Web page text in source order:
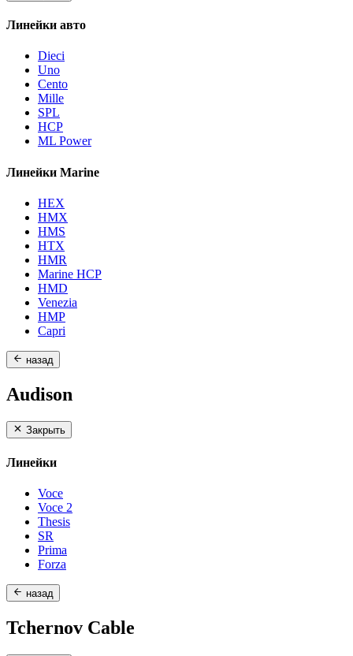
Линейки авто
Dieci
Uno
Cento
Mille
SPL
HCP
ML Power
Линейки Marine
HEX
HMX
HMS
HTX
HMR
Marine HCP
HMD
Venezia
HMP
Capri
назад
Audison
Закрыть
Линейки
Voce
Voce 2
Thesis
SR
Prima
Forza
назад
Tchernov Cable